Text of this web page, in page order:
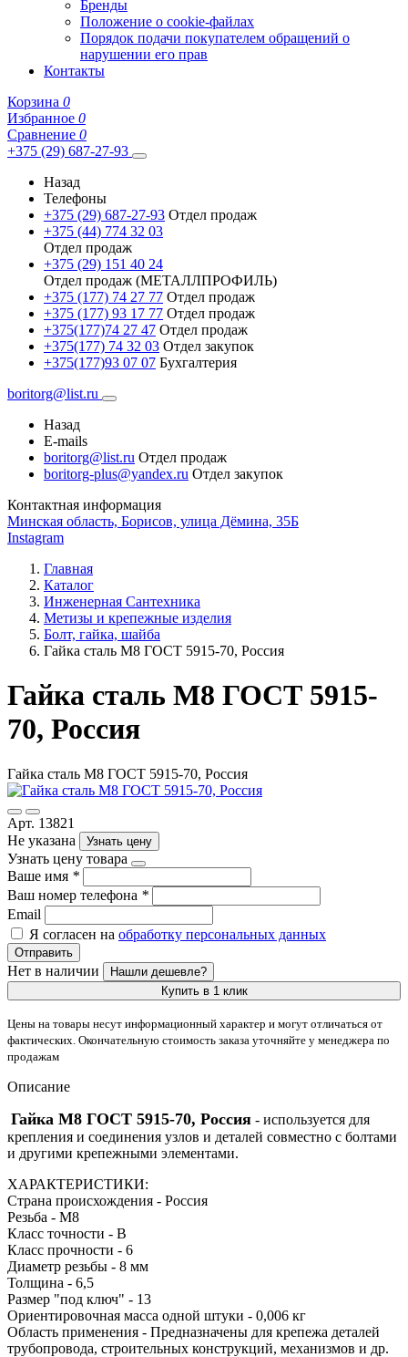
Бренды
Положение о cookie-файлах
Порядок подачи покупателем обращений о
нарушении его прав
Контакты
Корзина 0
Избранное 0
Сравнение 0
+375 (29) 687-27-93
Назад
Телефоны
+375 (29) 687-27-93 Отдел продаж
+375 (44) 774 32 03
Отдел продаж
+375 (29) 151 40 24
Отдел продаж (МЕТАЛЛПРОФИЛЬ)
+375 (177) 74 27 77 Отдел продаж
+375 (177) 93 17 77 Отдел продаж
+375(177)74 27 47 Отдел продаж
+375(177) 74 32 03 Отдел закупок
+375(177)93 07 07 Бухгалтерия
boritorg@list.ru
Назад
E-mails
boritorg@list.ru Отдел продаж
boritorg-plus@yandex.ru Отдел закупок
Контактная информация
Минская область, Борисов, улица Дёмина, 35Б
Instagram
Главная
Каталог
Инженерная Сантехника
Метизы и крепежные изделия
Болт, гайка, шайба
Гайка сталь М8 ГОСТ 5915-70, Россия
Гайка сталь М8 ГОСТ 5915-
70, Россия
Гайка сталь М8 ГОСТ 5915-70, Россия
Арт. 13821
Не указана
Узнать цену
Узнать цену товара
Ваше имя *
Ваш номер телефона *
Email
Я согласен на обработку персональных данных
Отправить
Нет в наличии
Нашли дешевле?
Купить в 1 клик
Цены на товары несут информационный характер и могут отличаться от
фактических. Окончательную стоимость заказа уточняйте у менеджера по
продажам
Описание
Гайка М8 ГОСТ 5915-70, Россия - используется для
крепления и соединения узлов и деталей совместно с болтами
и другими крепежными элементами.
ХАРАКТЕРИСТИКИ:
Страна происхождения - Россия
Резьба - М8
Класс точности - B
Класс прочности - 6
Диаметр резьбы - 8 мм
Толщина - 6,5
Размер "под ключ" - 13
Ориентировочная масса одной штуки - 0,006 кг
Область применения - Предназначены для крепежа деталей
трубопровода, строительных конструкций, механизмов и др.